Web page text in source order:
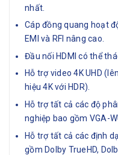
nhất.
Cáp đồng quang hoạt
EMI và RFI nâng cao.
Đầu nối HDMI có thể
Hỗ trợ video 4K UHD
hiệu 4K với HDR).
Hỗ trợ tất cả các độ
nghiệp bao gồm VGA-
Hỗ trợ tất cả các định
gồm Dolby TrueHD,